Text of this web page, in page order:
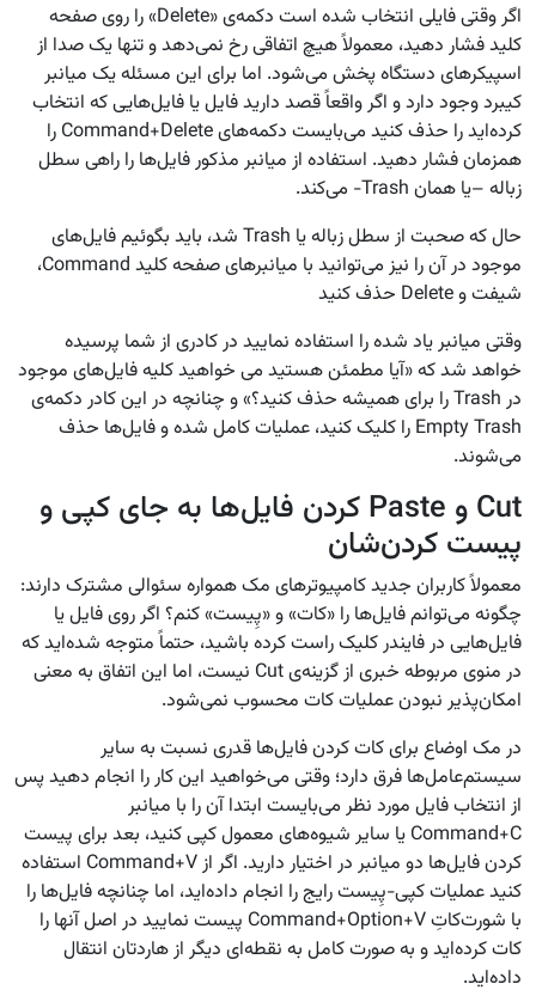
اگر وقتی فایلی انتخاب شده است دکمه‌ی «Delete» را روی صفحه
کلید فشار دهید، معمولاً هیچ اتفاقی رخ نمی‌دهد و تنها یک صدا از
اسپیکرهای دستگاه پخش می‌شود. اما برای این مسئله یک میانبر
کیبرد وجود دارد و اگر واقعاً قصد دارید فایل یا فایل‌هایی که انتخاب
کرده‌اید را حذف کنید می‌بایست دکمه‌های Command+Delete را
همزمان فشار دهید. استفاده از میانبر مذکور فایل‌ها را راهی سطل
زباله –یا همان Trash- می‌کند.
حال که صحبت از سطل زباله یا Trash شد، باید بگوئیم فایل‌های
موجود در آن را نیز می‌توانید با میانبرهای صفحه کلید Command،
شیفت و Delete حذف کنید
وقتی میانبر یاد شده را استفاده نمایید در کادری از شما پرسیده
خواهد شد که «آیا مطمئن هستید می خواهید کلیه فایل‌های موجود
در Trash را برای همیشه حذف کنید؟» و چنانچه در این کادر دکمه‌ی
Empty Trash را کلیک کنید، عملیات کامل شده و فایل‌ها حذف
می‌شوند.
Cut و Paste کردن فایل‌ها به جای کپی و
پیست کردن‌شان
معمولاً کاربران جدید کامپیوترهای مک همواره سئوالی مشترک دارند:
چگونه می‌توانم فایل‌ها را «کات» و «پِیست» کنم؟ اگر روی فایل یا
فایل‌هایی در فایندر کلیک راست کرده باشید، حتماً متوجه شده‌اید که
در منوی مربوطه خبری از گزینه‌ی Cut نیست، اما این اتفاق به معنی
امکان‌پذیر نبودن عملیات کات محسوب نمی‌شود.
در مک اوضاع برای کات کردن فایل‌ها قدری نسبت به سایر
سیستم‌عامل‌ها فرق دارد؛ وقتی می‌خواهید این کار را انجام دهید پس
از انتخاب فایل مورد نظر می‌بایست ابتدا آن را با میانبر
Command+C یا سایر شیوه‌های معمول کپی کنید، بعد برای پیست
کردن فایل‌ها دو میانبر در اختیار دارید. اگر از Command+V استفاده
کنید عملیات کپی-پِیست رایج را انجام داده‌اید، اما چنانچه فایل‌ها را
با شورت‌کاتِ Command+Option+V پیست نمایید در اصل آنها را
کات کرده‌اید و به صورت کامل به نقطه‌ای دیگر از هاردتان انتقال
داده‌اید.